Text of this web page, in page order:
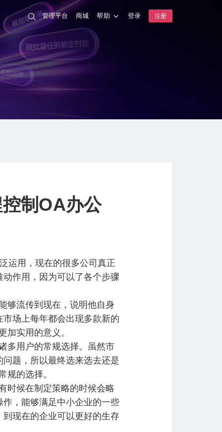
管理平台 商城 帮助 登录 注册
制OA办公
运用，现在的很多公司真正
作用，因为可以了各个步骤
够流传到现在，说明他自身
场上每年都会出现多款新的
加实用的意义。
多用户的常规选择。虽然市
题，所以最终选来选去还是
规的选择。
时候在制定策略的时候会略
，能够满足中小企业的一些
现在的企业可以更好的生存